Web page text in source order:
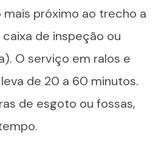
próximo ao trecho a
de inspeção ou
O serviço em ralos e
de 20 a 60 minutos.
de esgoto ou fossas,